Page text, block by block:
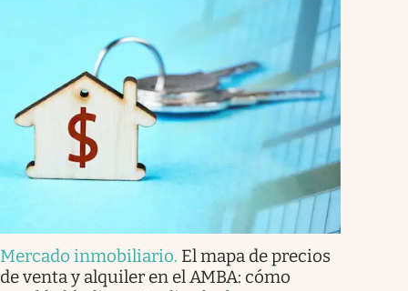
Mercado inmobiliario. El mapa de precios
de venta y alquiler en el AMBA: cómo